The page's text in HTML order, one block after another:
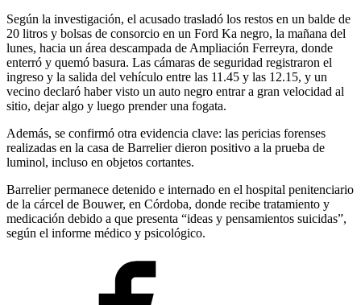
Según la investigación, el acusado trasladó los restos en un balde de
20 litros y bolsas de consorcio en un Ford Ka negro, la mañana del
lunes, hacia un área descampada de Ampliación Ferreyra, donde
enterró y quemó basura. Las cámaras de seguridad registraron el
ingreso y la salida del vehículo entre las 11.45 y las 12.15, y un
vecino declaró haber visto un auto negro entrar a gran velocidad al
sitio, dejar algo y luego prender una fogata.
Además, se confirmó otra evidencia clave: las pericias forenses
realizadas en la casa de Barrelier dieron positivo a la prueba de
luminol, incluso en objetos cortantes.
Barrelier permanece detenido e internado en el hospital penitenciario
de la cárcel de Bouwer, en Córdoba, donde recibe tratamiento y
medicación debido a que presenta “ideas y pensamientos suicidas”,
según el informe médico y psicológico.